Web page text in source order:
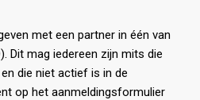
met een partner in één van
Dit mag iedereen zijn mits die
die niet actief is in de
op het aanmeldingsformulier